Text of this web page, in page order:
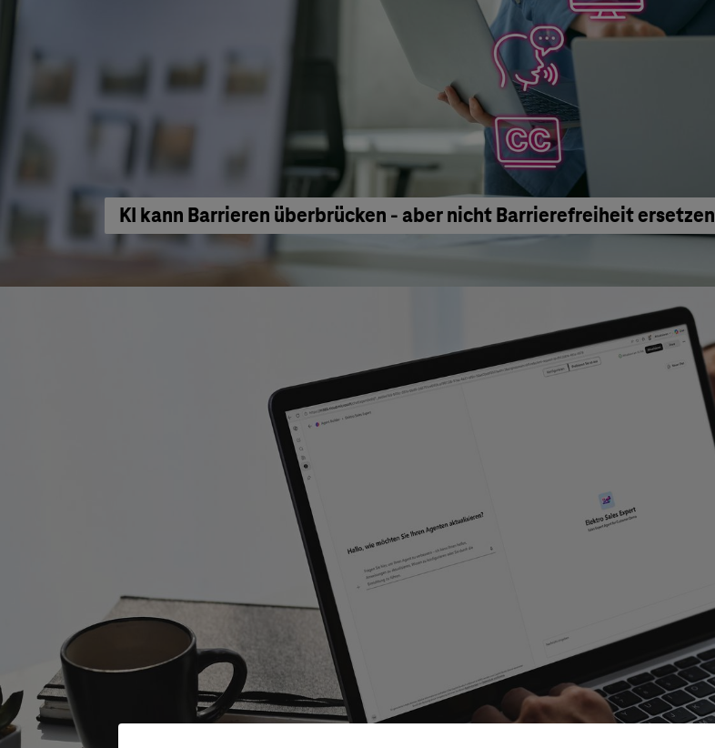
KI kann Barrieren überbrücken - aber nicht Barrierefreiheit ersetzen